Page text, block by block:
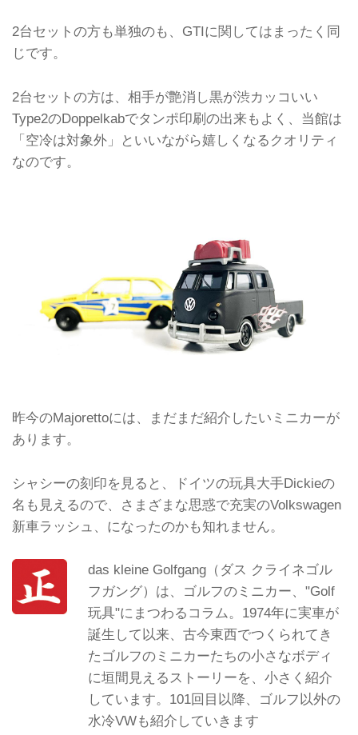
2台セットの方も単独のも、GTIに関してはまったく同
じです。
2台セットの方は、相手が艶消し黒が渋カッコいい
Type2のDoppelkabでタンポ印刷の出来もよく、当館は
「空冷は対象外」といいながら嬉しくなるクオリティ
なのです。
昨今のMajorettoには、まだまだ紹介したいミニカーが
あります。
シャシーの刻印を見ると、ドイツの玩具大手Dickieの
名も見えるので、さまざまな思惑で充実のVolkswagen
新車ラッシュ、になったのかも知れません。
das kleine Golfgang（ダス クライネゴル
フガング）は、ゴルフのミニカー、"Golf
玩具"にまつわるコラム。1974年に実車が
誕生して以来、古今東西でつくられてき
たゴルフのミニカーたちの小さなボディ
に垣間見えるストーリーを、小さく紹介
しています。101回目以降、ゴルフ以外の
水冷VWも紹介していきます